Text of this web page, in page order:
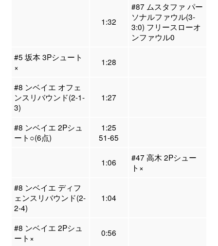
1:32
#87 ムスタファ パー
ソナルファウル(3-
3:0) フリースローオ
ンファウル0
#5 坂本 3Pシュート
×
1:28
#8 ンベイエ オフェ
ンスリバウンド(2-1-
3)
1:27
#8 ンベイエ 2Pシュ
ート○(6点)
1:25
51-65
1:06
#47 高木 2Pシュー
ト×
#8 ンベイエ ディフ
ェンスリバウンド(2-
2-4)
1:04
#8 ンベイエ 2Pシュ
ート×
0:56